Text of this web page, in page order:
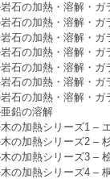
岩石の加熱・溶解・
岩石の加熱・溶解・
岩石の加熱・溶解・ガ
岩石の加熱・溶解・
岩石の加熱・溶解・ガ
岩石の加熱・溶解・ガ
岩石の加熱・溶解・
亜鉛の溶解
木の加熱シリーズ1 –
木の加熱シリーズ2 –
木の加熱シリーズ3 –
木の加熱シリーズ4 –